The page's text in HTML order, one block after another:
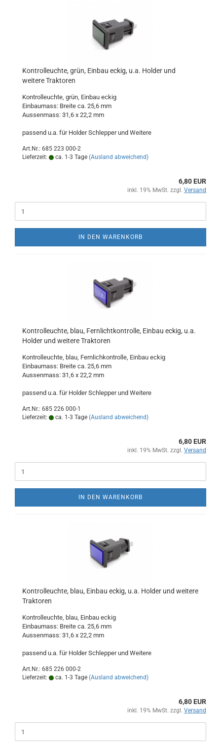
Kontrolleuchte, grün, Einbau eckig, u.a. Holder und
weitere Traktoren
Kontrolleuchte, grün, Einbau eckig
Einbaumass: Breite ca. 25,6 mm
Aussenmass: 31,6 x 22,2 mm
passend u.a. für Holder Schlepper und Weitere
Art.Nr.: 685 223 000-2
Lieferzeit:
ca. 1-3 Tage (Ausland abweichend)
6,80 EUR
inkl. 19% MwSt. zzgl. Versand
IN DEN WARENKORB
Kontrolleuchte, blau, Fernlichtkontrolle, Einbau eckig, u.a.
Holder und weitere Traktoren
Kontrolleuchte, blau, Fernlichkontrolle, Einbau eckig
Einbaumass: Breite ca. 25,6 mm
Aussenmass: 31,6 x 22,2 mm
passend u.a. für Holder Schlepper und Weitere
Art.Nr.: 685 226 000-1
Lieferzeit:
ca. 1-3 Tage (Ausland abweichend)
6,80 EUR
inkl. 19% MwSt. zzgl. Versand
IN DEN WARENKORB
Kontrolleuchte, blau, Einbau eckig, u.a. Holder und weitere
Traktoren
Kontrolleuchte, blau, Einbau eckig
Einbaumass: Breite ca. 25,6 mm
Aussenmass: 31,6 x 22,2 mm
passend u.a. für Holder Schlepper und Weitere
Art.Nr.: 685 226 000-2
Lieferzeit:
ca. 1-3 Tage (Ausland abweichend)
6,80 EUR
inkl. 19% MwSt. zzgl. Versand